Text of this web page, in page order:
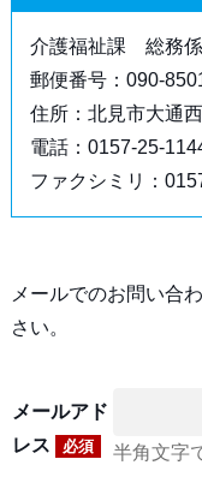
介護福祉課 総務係
郵便番号：090-
住所：北見市大通
電話：0157-25-
ファクシミリ：
メールでのお問い合
さい。
メールアド
レス
必須 半角文字